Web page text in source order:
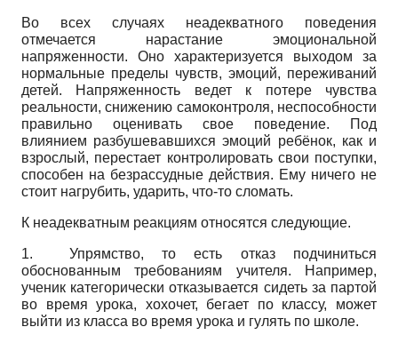
Во всех случаях неадекватного поведения
отмечается нарастание эмоциональной
напряженности. Оно характеризуется выходом за
нормальные пределы чувств, эмоций, переживаний
детей. Напряженность ведет к потере чувства
реальности, снижению самоконтроля, неспособности
правильно оценивать свое поведение. Под
влиянием разбушевавшихся эмоций ребёнок, как и
взрослый, перестает контролировать свои поступки,
способен на безрассудные действия. Ему ничего не
стоит нагрубить, ударить, что-то сломать.
К неадекватным реакциям относятся следующие.
1. Упрямство, то есть отказ подчиниться
обоснованным требованиям учителя. Например,
ученик категорически отказывается сидеть за партой
во время урока, хохочет, бегает по классу, может
выйти из класса во время урока и гулять по школе.